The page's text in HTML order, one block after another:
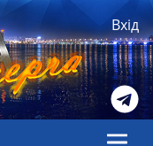
Вхід